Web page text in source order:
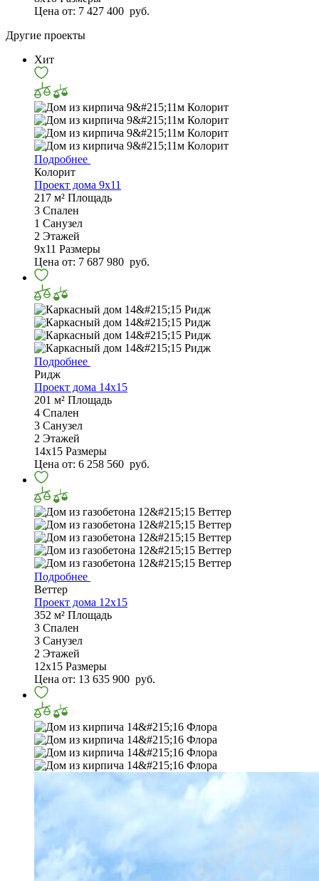
Цена от: 7 427 400 руб.
Другие проекты
Хит
Подробнее
Колорит
Проект дома 9х11
217 м² Площадь
3 Спален
1 Санузел
2 Этажей
9х11 Размеры
Цена от: 7 687 980 руб.
Подробнее
Ридж
Проект дома 14х15
201 м² Площадь
4 Спален
3 Санузел
2 Этажей
14х15 Размеры
Цена от: 6 258 560 руб.
Подробнее
Веттер
Проект дома 12х15
352 м² Площадь
3 Спален
3 Санузел
2 Этажей
12х15 Размеры
Цена от: 13 635 900 руб.